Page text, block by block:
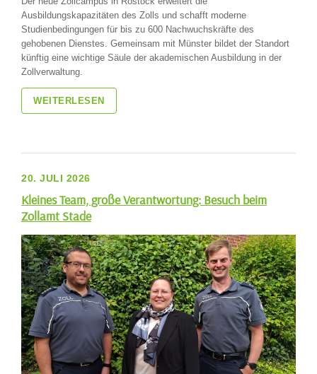
Ausbildungskapazitäten des Zolls und schafft moderne
Studienbedingungen für bis zu 600 Nachwuchskräfte des
gehobenen Dienstes. Gemeinsam mit Münster bildet der Standort
künftig eine wichtige Säule der akademischen Ausbildung in der
Zollverwaltung.
WEITERLESEN
20. JULI 2026
Kleines Team, große Verantwortung: Besuch beim
Zollamt Stade